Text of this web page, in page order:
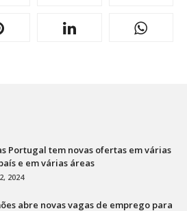
Portugal tem novas ofertas em várias
e em várias áreas
2024
abre novas vagas de emprego para